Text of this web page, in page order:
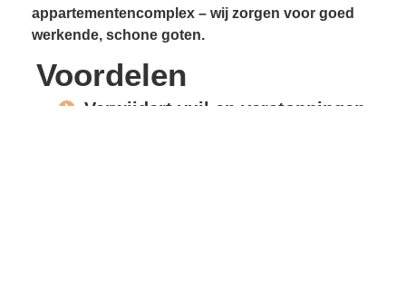
appartementencomplex – wij zorgen voor goed
werkende, schone goten.
Voordelen
Verwijdert vuil en verstoppingen